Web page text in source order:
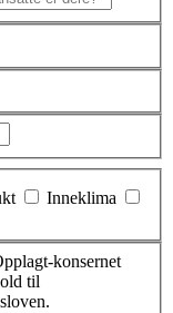
Inneklima
konsernet
til